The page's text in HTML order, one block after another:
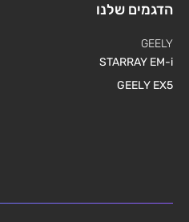
הדגמים שלנו
GEELY
STARRAY EM-i
GEELY EX5